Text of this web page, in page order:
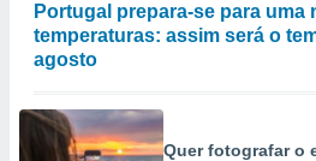
Portugal prepara-se para uma
temperaturas: assim será o
agosto
Quer fotografar o